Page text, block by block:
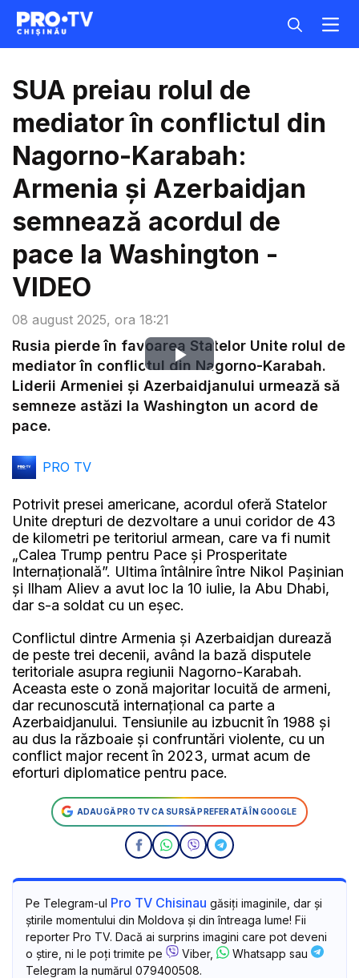
08 august 2025, ora 18:21
SUA preiau rolul de
mediator în conflictul din
Nagorno-Karabah:
Armenia și Azerbaidjan
semnează acordul de
pace la Washington -
VIDEO
Play
Video
Rusia pierde în favoarea Statelor Unite rolul de
mediator în conflictul din Nagorno-Karabah.
Liderii Armeniei şi Azerbaidjanului urmează să
semneze astăzi la Washington un acord de
pace.
PRO TV
Potrivit presei americane, acordul oferă Statelor
Unite drepturi de dezvoltare a unui coridor de 43
de kilometri pe teritoriul armean, care va fi numit
„Calea Trump pentru Pace şi Prosperitate
Internaţională”. Ultima întâlnire între Nikol Paşinian
şi Ilham Aliev a avut loc la 10 iulie, la Abu Dhabi,
dar s-a soldat cu un eşec.
Conflictul dintre Armenia și Azerbaidjan durează
de peste trei decenii, având la bază disputele
teritoriale asupra regiunii Nagorno-Karabah.
Aceasta este o zonă majoritar locuită de armeni,
dar recunoscută internațional ca parte a
Azerbaidjanului. Tensiunile au izbucnit în 1988 și
au dus la războaie și confruntări violente, cu un
conflict major recent în 2023, urmat acum de
eforturi diplomatice pentru pace.
ADAUGĂ PRO TV CA SURSĂ PREFERATĂ ÎN GOOGLE
Pe Telegram-ul Pro TV Chisinau găsiți imaginile, dar și
știrile momentului din Moldova și din întreaga lume! Fii
reporter Pro TV. Dacă ai surprins imagini care pot deveni
o știre, ni le poți trimite pe
Viber,
Whatsapp sau
Telegram la numărul 079400508.